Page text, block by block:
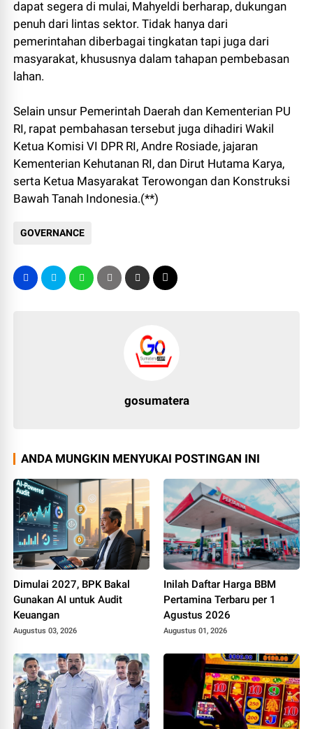
dapat segera di mulai, Mahyeldi berharap, dukungan
penuh dari lintas sektor. Tidak hanya dari
pemerintahan diberbagai tingkatan tapi juga dari
masyarakat, khususnya dalam tahapan pembebasan
lahan.
Selain unsur Pemerintah Daerah dan Kementerian PU
RI, rapat pembahasan tersebut juga dihadiri Wakil
Ketua Komisi VI DPR RI, Andre Rosiade, jajaran
Kementerian Kehutanan RI, dan Dirut Hutama Karya,
serta Ketua Masyarakat Terowongan dan Konstruksi
Bawah Tanah Indonesia.(**)
GOVERNANCE
gosumatera
ANDA MUNGKIN MENYUKAI POSTINGAN INI
Dimulai 2027, BPK Bakal
Gunakan AI untuk Audit
Keuangan
Augustus 03, 2026
Inilah Daftar Harga BBM
Pertamina Terbaru per 1
Agustus 2026
Augustus 01, 2026